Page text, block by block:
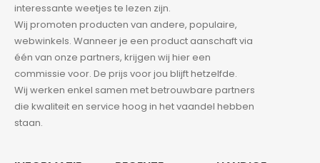
interessante weetjes te lezen zijn.
Wij promoten producten van andere, populaire,
webwinkels. Wanneer je een product aanschaft via
één van onze partners, krijgen wij hier een
commissie voor. De prijs voor jou blijft hetzelfde.
Wij werken enkel samen met betrouwbare partners
die kwaliteit en service hoog in het vaandel hebben
staan.